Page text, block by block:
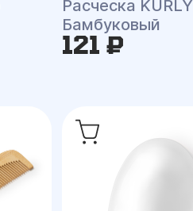
Расческа
Бамбуковый
121 ₽